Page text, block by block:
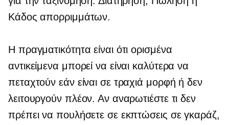
Κάδος απορριμμάτων.
Η πραγματικότητα είναι ότι ορισμένα
αντικείμενα μπορεί να είναι καλύτερα να
πεταχτούν εάν είναι σε τραχιά μορφή ή δεν
λειτουργούν πλέον. Αν αναρωτιέστε τι δεν
πρέπει να πουλήσετε σε εκπτώσεις σε γκαράζ,